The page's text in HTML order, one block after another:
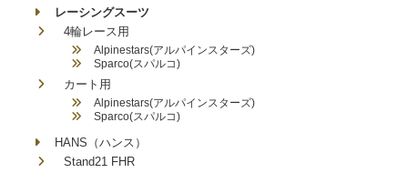
レーシングスーツ
4輪レース用
Alpinestars(アルパインスターズ)
Sparco(スパルコ)
カート用
Alpinestars(アルパインスターズ)
Sparco(スパルコ)
HANS（ハンス）
Stand21 FHR